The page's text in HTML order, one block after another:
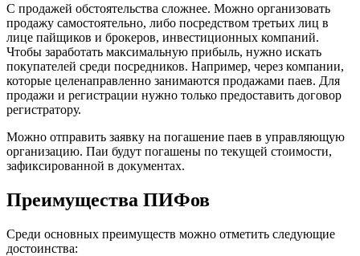
С продажей обстоятельства сложнее. Можно организовать
продажу самостоятельно, либо посредством третьих лиц в
лице пайщиков и брокеров, инвестиционных компаний.
Чтобы заработать максимальную прибыль, нужно искать
покупателей среди посредников. Например, через компании,
которые целенаправленно занимаются продажами паев. Для
продажи и регистрации нужно только предоставить договор
регистратору.
Можно отправить заявку на погашение паев в управляющую
организацию. Паи будут погашены по текущей стоимости,
зафиксированной в документах.
Преимущества ПИФов
Среди основных преимуществ можно отметить следующие
достоинства: